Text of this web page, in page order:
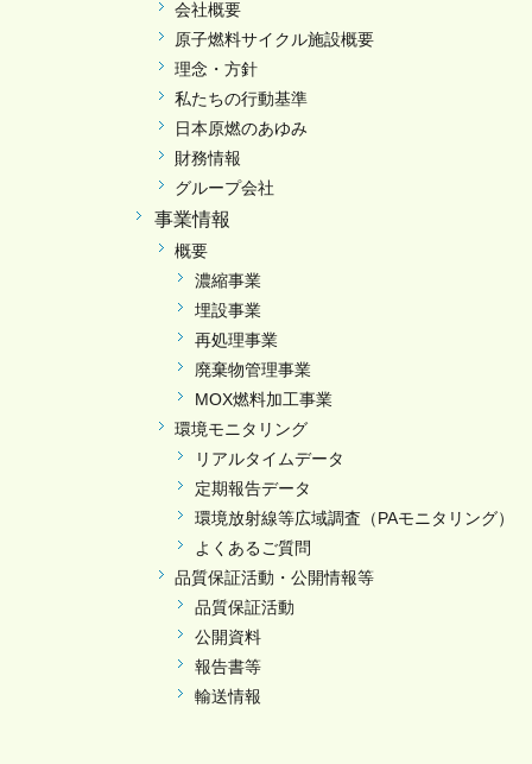
会社概要
原子燃料サイクル施設概要
理念・方針
私たちの行動基準
日本原燃のあゆみ
財務情報
グループ会社
事業情報
概要
濃縮事業
埋設事業
再処理事業
廃棄物管理事業
MOX燃料加工事業
環境モニタリング
リアルタイムデータ
定期報告データ
環境放射線等広域調査（PAモニタリング）
よくあるご質問
品質保証活動・公開情報等
品質保証活動
公開資料
報告書等
輸送情報